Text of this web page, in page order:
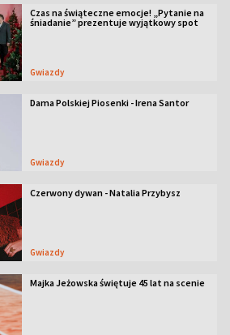
Czas na świąteczne emocje! „Pytanie na
śniadanie” prezentuje wyjątkowy spot
Gwiazdy
Dama Polskiej Piosenki - Irena Santor
Gwiazdy
Czerwony dywan - Natalia Przybysz
Gwiazdy
Majka Jeżowska świętuje 45 lat na scenie